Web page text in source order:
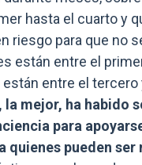
hasta el cuarto y
riesgo para que no
están entre el
entre el tercero
la mejor, ha habido
para
pueden ser